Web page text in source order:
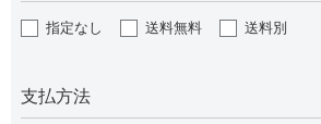
指定なし 送料無料 送料別
支払方法